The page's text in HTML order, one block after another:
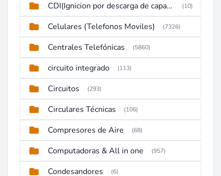
CDI(Ignicion por descarga de capacitor) (10)
Celulares (Telefonos Moviles) (7326)
Centrales Telefónicas (5860)
circuito integrado (113)
Circuitos (293)
Circulares Técnicas (106)
Compresores de Aire (68)
Computadoras & All in one (957)
Condesandores (6)